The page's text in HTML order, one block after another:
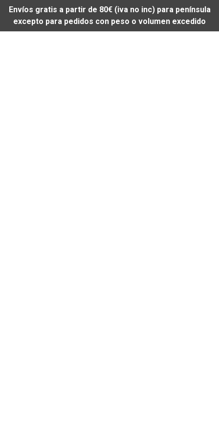
Envíos gratis a partir de 80€ (iva no inc) para península
excepto para pedidos con peso o volumen excedido